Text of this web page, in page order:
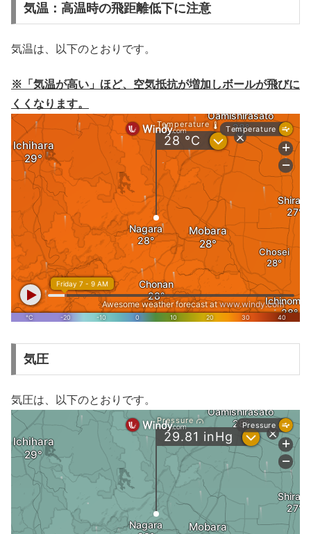
気温：高温時の飛距離低下に注意
気温は、以下のとおりです。
※「気温が高い」ほど、空気抵抗が増加しボールが飛びに
くくなります。
気圧
気圧は、以下のとおりです。